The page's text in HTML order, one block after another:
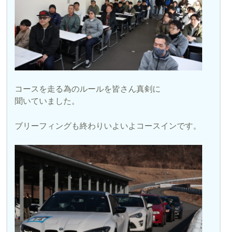
コースを走る為のルールを皆さん真剣に
聞いていました。
ブリーフィングも終わりいよいよコースインです。